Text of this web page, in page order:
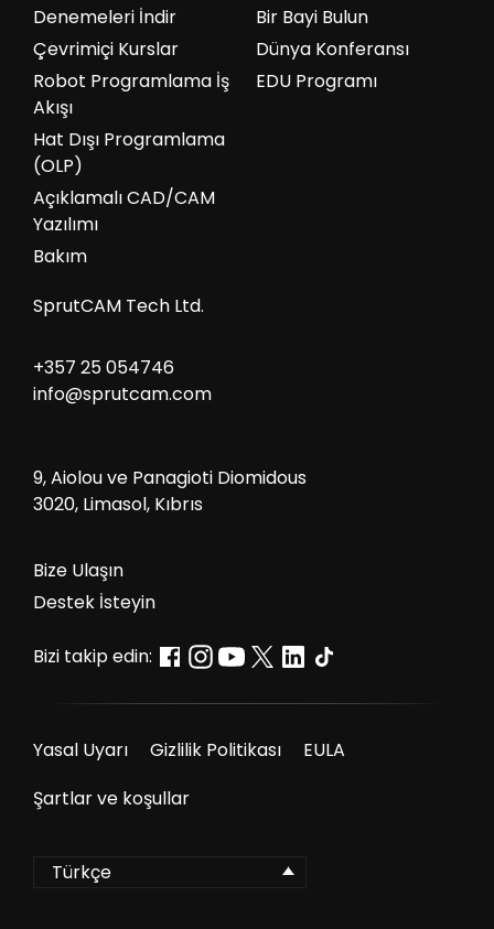
Bir Bayi Bulun
Dünya Konferansı
EDU Programı
Denemeleri İndir
Çevrimiçi Kurslar
Robot Programlama İş
Akışı
Hat Dışı Programlama
(OLP)
Açıklamalı CAD/CAM
Yazılımı
Bakım
SprutCAM Tech Ltd.
+357 25 054746
info@sprutcam.com
9, Aiolou ve Panagioti Diomidous
3020, Limasol, Kıbrıs
Bize Ulaşın
Destek İsteyin
Bizi takip edin:
Yasal Uyarı Gizlilik Politikası
EULA
Şartlar ve koşullar
Türkçe